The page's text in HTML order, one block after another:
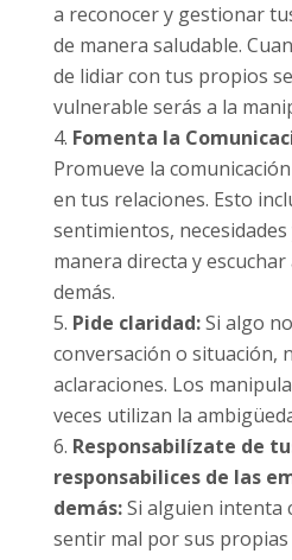
a reconocer y gestionar
de manera saludable.
de lidiar con tus propios
vulnerable serás a la
Fomenta la
Promueve la
en tus relaciones. Esto
sentimientos,
manera directa y
demás.
Pide claridad:Si algo
conversación o situación,
aclaraciones. Los
veces utilizan la
Responsabilízate de
responsabilices de las
demás:Si alguien intenta
sentir mal por sus propias